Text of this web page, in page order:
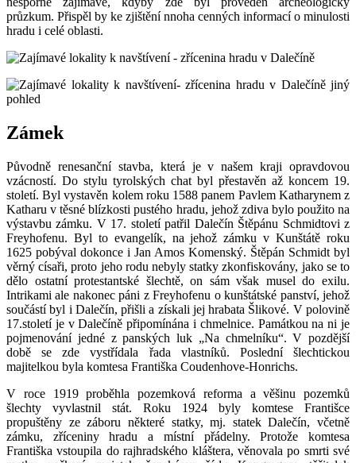
průzkum. Přispěl by ke zjištění nnoha cenných informací o minulosti
hradu i celé oblasti.
Zámek
Původně renesanční stavba, která je v našem kraji opravdovou
vzácností. Do stylu tyrolských chat byl přestavěn až koncem 19.
století. Byl vystavěn kolem roku 1588 panem Pavlem Katharynem z
Katharu v těsné blízkosti pustého hradu, jehož zdiva bylo použito na
výstavbu zámku. V 17. století patřil Dalečín Štěpánu Schmidtovi z
Freyhofenu. Byl to evangelík, na jehož zámku v Kunštátě roku
1625 pobýval dokonce i Jan Amos Komenský. Štěpán Schmidt byl
věrný císaři, proto jeho rodu nebyly statky zkonfiskovány, jako se to
dělo ostatní protestantské šlechtě, on sám však musel do exilu.
Intrikami ale nakonec páni z Freyhofenu o kunštátské panství, jehož
součástí byl i Dalečín, přišli a získali jej hrabata Šlikové. V polovině
17.století je v Dalečíně připomínána i chmelnice. Památkou na ni je
pojmenování jedné z panských luk „Na chmelníku“. V pozdější
době se zde vystřídala řada vlastníků. Poslední šlechtickou
majitelkou byla komtesa Františka Coudenhove-Honrichs.
V roce 1919 proběhla pozemková reforma a věšinu pozemků
šlechty vyvlastnil stát. Roku 1924 byly komtese Františce
propuštěny ze záboru některé statky, mj. statek Dalečín, včetně
zámku, zříceniny hradu a místní přádelny. Protože komtesa
Františka vstoupila do rajhradského kláštera, věnovala po smrti své